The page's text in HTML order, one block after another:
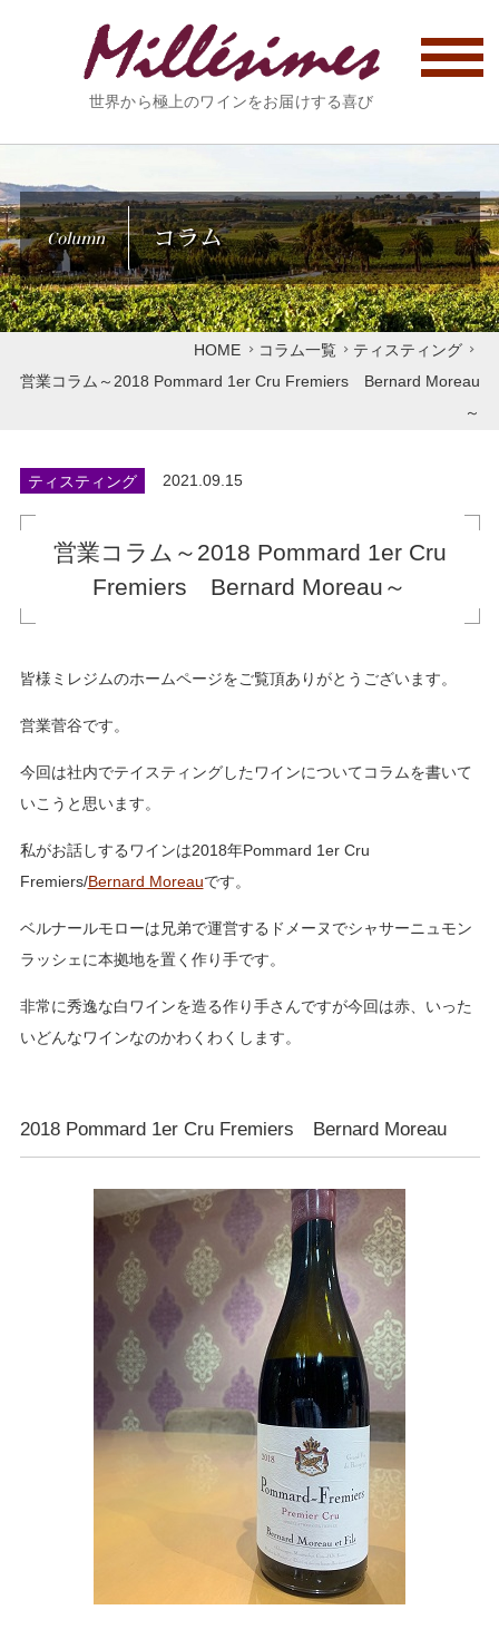
世界から極上のワインをお届けする喜び
Column コラム
HOME コラム一覧
ティスティング
営業コラム～2018 Pommard 1er Cru Fremiers Bernard Moreau
～
ティスティング 2021.09.15
営業コラム～2018 Pommard 1er Cru
Fremiers Bernard Moreau～
皆様ミレジムのホームページをご覧頂ありがとうございます。
営業菅谷です。
今回は社内でテイスティングしたワインについてコラムを書いて
いこうと思います。
私がお話しするワインは2018年Pommard 1er Cru
Fremiers/Bernard Moreauです。
ベルナールモローは兄弟で運営するドメーヌでシャサーニュモン
ラッシェに本拠地を置く作り手です。
非常に秀逸な白ワインを造る作り手さんですが今回は赤、いった
いどんなワインなのかわくわくします。
2018 Pommard 1er Cru Fremiers Bernard Moreau